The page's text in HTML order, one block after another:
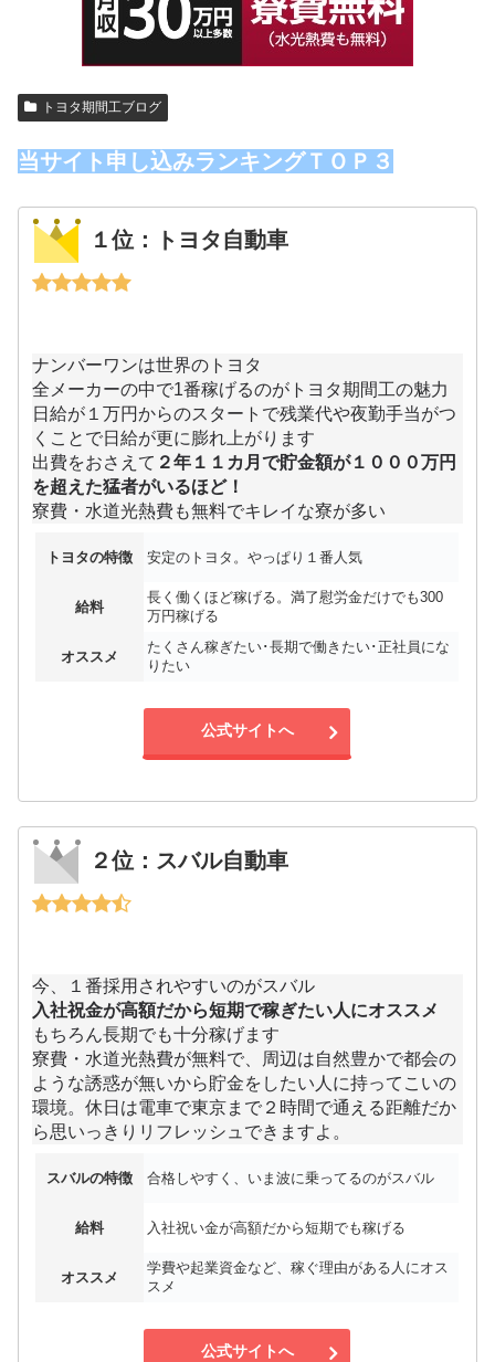
トヨタ期間工ブログ
当サイト申し込みランキングＴＯＰ３
１位：トヨタ自動車
ナンバーワンは世界のトヨタ
全メーカーの中で1番稼げるのがトヨタ期間工の魅力
日給が１万円からのスタートで残業代や夜勤手当がつ
くことで日給が更に膨れ上がります
出費をおさえて ２年１１カ月で貯金額が１０００万円
を超えた猛者がいるほど！
寮費・水道光熱費も無料でキレイな寮が多い
トヨタの特徴 安定のトヨタ。やっぱり１番人気
給料
長く働くほど稼げる。満了慰労金だけでも300
万円稼げる
オススメ
たくさん稼ぎたい･長期で働きたい･正社員にな
りたい
公式サイトへ
２位：スバル自動車
今、１番採用されやすいのがスバル
入社祝金が高額だから短期で稼ぎたい人にオススメ
もちろん長期でも十分稼げます
寮費・水道光熱費が無料で、周辺は自然豊かで都会の
ような誘惑が無いから貯金をしたい人に持ってこいの
環境。休日は電車で東京まで２時間で通える距離だか
ら思いっきりリフレッシュできますよ。
スバルの特徴 合格しやすく、いま波に乗ってるのがスバル
給料 入社祝い金が高額だから短期でも稼げる
オススメ
学費や起業資金など、稼ぐ理由がある人にオス
スメ
公式サイトへ